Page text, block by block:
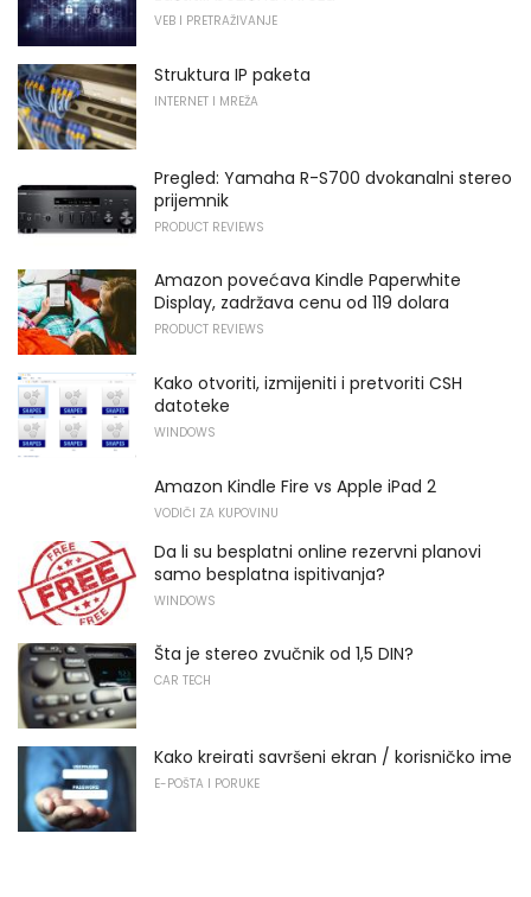
VEB I PRETRAŽIVANJE
Struktura IP paketa
INTERNET I MREŽA
Pregled: Yamaha R-S700 dvokanalni stereo
prijemnik
PRODUCT REVIEWS
Amazon povećava Kindle Paperwhite
Display, zadržava cenu od 119 dolara
PRODUCT REVIEWS
Kako otvoriti, izmijeniti i pretvoriti CSH
datoteke
WINDOWS
Amazon Kindle Fire vs Apple iPad 2
VODIČI ZA KUPOVINU
Da li su besplatni online rezervni planovi
samo besplatna ispitivanja?
WINDOWS
Šta je stereo zvučnik od 1,5 DIN?
CAR TECH
Kako kreirati savršeni ekran / korisničko ime
E-POŠTA I PORUKE